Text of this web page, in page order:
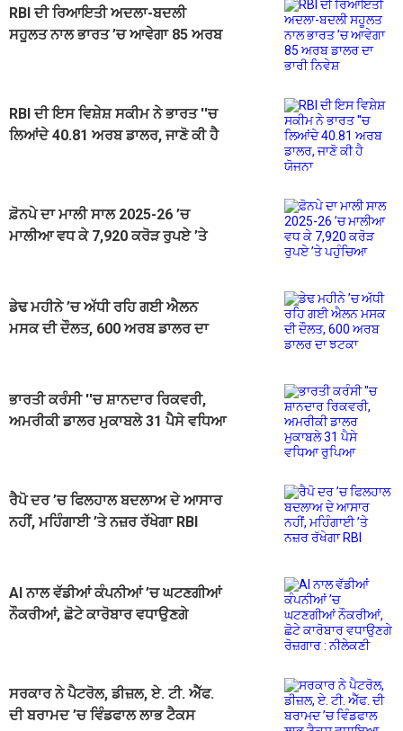
RBI ਦੀ ਰਿਆਇਤੀ ਅਦਲਾ-ਬਦਲੀ
ਸਹੂਲਤ ਨਾਲ ਭਾਰਤ ’ਚ ਆਵੇਗਾ 85 ਅਰਬ
RBI ਦੀ ਇਸ ਵਿਸ਼ੇਸ਼ ਸਕੀਮ ਨੇ ਭਾਰਤ ''ਚ
ਲਿਆਂਦੇ 40.81 ਅਰਬ ਡਾਲਰ, ਜਾਣੋ ਕੀ ਹੈ
ਫ਼ੋਨਪੇ ਦਾ ਮਾਲੀ ਸਾਲ 2025-26 ’ਚ
ਮਾਲੀਆ ਵਧ ਕੇ 7,920 ਕਰੋੜ ਰੁਪਏ ’ਤੇ
ਡੇਢ ਮਹੀਨੇ ’ਚ ਅੱਧੀ ਰਹਿ ਗਈ ਐਲਨ
ਮਸਕ ਦੀ ਦੌਲਤ, 600 ਅਰਬ ਡਾਲਰ ਦਾ
ਭਾਰਤੀ ਕਰੰਸੀ ''ਚ ਸ਼ਾਨਦਾਰ ਰਿਕਵਰੀ,
ਅਮਰੀਕੀ ਡਾਲਰ ਮੁਕਾਬਲੇ 31 ਪੈਸੇ ਵਧਿਆ
ਰੈਪੋ ਦਰ ’ਚ ਫਿਲਹਾਲ ਬਦਲਾਅ ਦੇ ਆਸਾਰ
ਨਹੀਂ, ਮਹਿੰਗਾਈ ’ਤੇ ਨਜ਼ਰ ਰੱਖੇਗਾ RBI
AI ਨਾਲ ਵੱਡੀਆਂ ਕੰਪਨੀਆਂ ’ਚ ਘਟਣਗੀਆਂ
ਨੌਕਰੀਆਂ, ਛੋਟੇ ਕਾਰੋਬਾਰ ਵਧਾਉਣਗੇ
ਸਰਕਾਰ ਨੇ ਪੈਟਰੋਲ, ਡੀਜ਼ਲ, ਏ. ਟੀ. ਐੱਫ.
ਦੀ ਬਰਾਮਦ ’ਚ ਵਿੰਡਫਾਲ ਲਾਭ ਟੈਕਸ